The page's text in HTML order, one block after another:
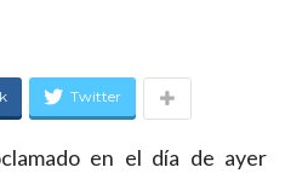
Twitter
en el día de ayer